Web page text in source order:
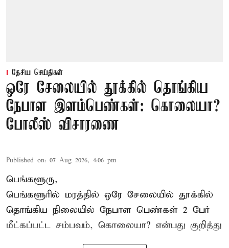
தேசிய செய்திகள்
ஒரே சேலையில் தூக்கில் தொங்கிய
நேபாள இளம்பெண்கள்: கொலையா?
போலீஸ் விசாரணை
Published on: 07 Aug 2026, 4:06 pm
பெங்களூரு,
பெங்களூரில் மரத்தில் ஒரே சேலையில் தூக்கில்
தொங்கிய நிலையில் நேபாள பெண்கள் 2 பேர்
மீட்கப்பட்ட சம்பவம், கொலையா? என்பது குறித்து